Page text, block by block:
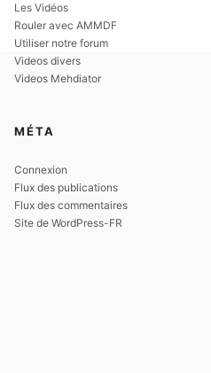
Les Vidéos
Rouler avec AMMDF
Utiliser notre forum
Videos divers
Videos Mehdiator
MÉTA
Connexion
Flux des publications
Flux des commentaires
Site de WordPress-FR